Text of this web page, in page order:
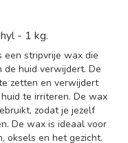
- 1 kg.
een stripvrije wax die
huid verwijdert. De
zetten en verwijdert
te irriteren. De wax
zodat je jezelf
De wax is ideaal voor
oksels en het gezicht.